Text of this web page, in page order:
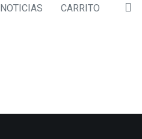
NOTICIAS CARRITO